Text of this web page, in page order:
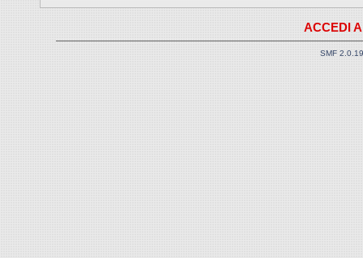
ACCEDI
SMF 2.0.19